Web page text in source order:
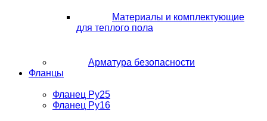
Материалы и комплектующие
для теплого пола
Арматура безопасности
Фланцы
Фланец Ру25
Фланец Ру16